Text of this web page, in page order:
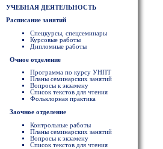
УЧЕБНАЯ ДЕЯТЕЛЬНОСТЬ
Расписание занятий
Спецкурсы, спецсеминары
Курсовые работы
Дипломные работы
Очное отделение
Программа по курсу УНПТ
Планы семинарских занятий
Вопросы к экзамену
Список текстов для чтения
Фольклорная практика
Заочное отделение
Контрольные работы
Планы семинарских занятий
Вопросы к экзамену
Список текстов для чтения